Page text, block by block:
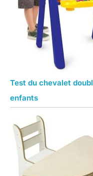
Test du chevalet
enfants